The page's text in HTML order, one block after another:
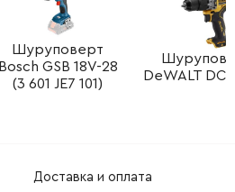
Шуруповерт
Bosch GSB 18V-28
(3 601 JE7 101)
DeWALT
Доставка и оплата